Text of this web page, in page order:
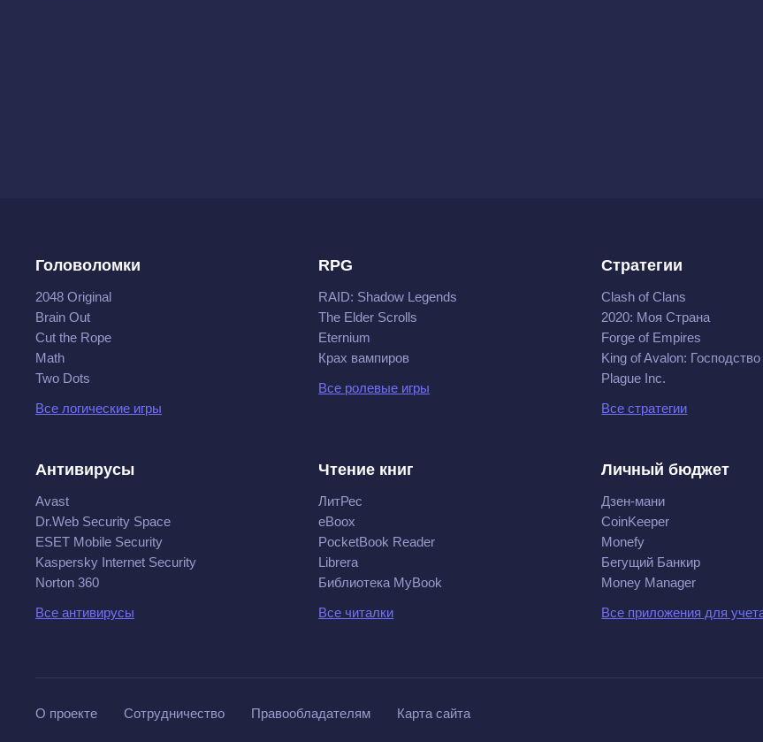
Головоломки
2048 Original
Brain Out
Cut the Rope
Math
Two Dots
Все логические игры
RPG
RAID: Shadow Legends
The Elder Scrolls
Eternium
Крах вампиров
Все ролевые игры
Стратегии
Clash of Clans
2020: Моя Cтрана
Forge of Empires
King of Avalon: Господство
Plague Inc.
Все стратегии
Антивирусы
Avast
Dr.Web Security Space
ESET Mobile Security
Kaspersky Internet Security
Norton 360
Все антивирусы
Чтение книг
ЛитРес
eBoox
PocketBook Reader
Librera
Библиотека MyBook
Все читалки
Личный бюджет
Дзен-мани
CoinKeeper
Monefy
Бегущий Банкир
Money Manager
Все приложения для
О проекте Сотрудничество Правообладателям Карта сайта